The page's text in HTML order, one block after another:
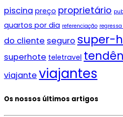
piscina preço proprietário
quartos por dia referenciação
do cliente seguro super-
superhote teletravel
viajante viajantes
Os nossos últimos artigos